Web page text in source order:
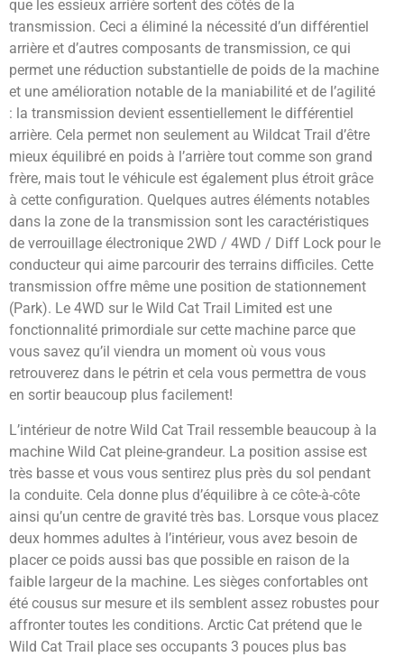
que les essieux arrière sortent des côtés de la
transmission. Ceci a éliminé la nécessité d’un différentiel
arrière et d’autres composants de transmission, ce qui
permet une réduction substantielle de poids de la machine
et une amélioration notable de la maniabilité et de l’agilité
: la transmission devient essentiellement le différentiel
arrière. Cela permet non seulement au Wildcat Trail d’être
mieux équilibré en poids à l’arrière tout comme son grand
frère, mais tout le véhicule est également plus étroit grâce
à cette configuration. Quelques autres éléments notables
dans la zone de la transmission sont les caractéristiques
de verrouillage électronique 2WD / 4WD / Diff Lock pour le
conducteur qui aime parcourir des terrains difficiles. Cette
transmission offre même une position de stationnement
(Park). Le 4WD sur le Wild Cat Trail Limited est une
fonctionnalité primordiale sur cette machine parce que
vous savez qu’il viendra un moment où vous vous
retrouverez dans le pétrin et cela vous permettra de vous
en sortir beaucoup plus facilement!
L’intérieur de notre Wild Cat Trail ressemble beaucoup à la
machine Wild Cat pleine-grandeur. La position assise est
très basse et vous vous sentirez plus près du sol pendant
la conduite. Cela donne plus d’équilibre à ce côte-à-côte
ainsi qu’un centre de gravité très bas. Lorsque vous placez
deux hommes adultes à l’intérieur, vous avez besoin de
placer ce poids aussi bas que possible en raison de la
faible largeur de la machine. Les sièges confortables ont
été cousus sur mesure et ils semblent assez robustes pour
affronter toutes les conditions. Arctic Cat prétend que le
Wild Cat Trail place ses occupants 3 pouces plus bas